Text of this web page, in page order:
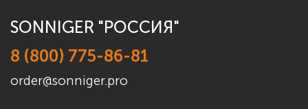
SONNIGER "РОССИЯ"
8 (800) 775-86-81
order@sonniger.pro